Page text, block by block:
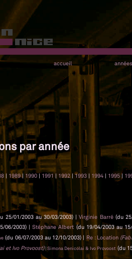
accueil années
par année
| 1989| 1990 | 1991 | 1992 |1993 | 1994 | 1995|
25/01/2003 au 30/03/2003) |Virginie Barré(du
06/2003) |Stéphane Albert (du 19/04/2003 au
(du 06/07/2003 au 12/10/2003) | Re : Location
et Ivo Provoost)| Simona Denicolai & Ivo Provoost (du